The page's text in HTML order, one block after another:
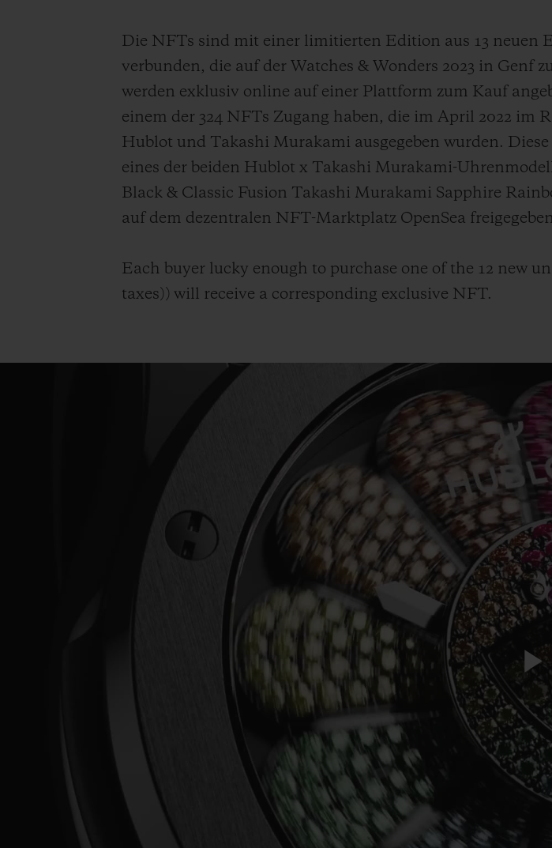
Die NFTs sind mit einer limitierten Edition aus 13 neuen
verbunden, die auf der Watches & Wonders 2023 in Genf
werden exklusiv online auf einer Plattform zum Kauf
einem der 324 NFTs Zugang haben, die im April 2022 im
Hublot und Takashi Murakami ausgegeben wurden.
eines der beiden Hublot x Takashi Murakami-
Black & Classic Fusion Takashi Murakami Sapphire
auf dem dezentralen NFT-Marktplatz OpenSea
Each buyer lucky enough to purchase one of the 12 new
taxes )) will receive a corresponding exclusive NFT.